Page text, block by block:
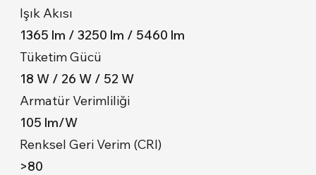
Işık Akısı
1365 lm / 3250 lm / 5460 lm
Tüketim Gücü
18 W / 26 W / 52 W
Armatür Verimliliği
105 lm/W
Renksel Geri Verim (CRI)
>80